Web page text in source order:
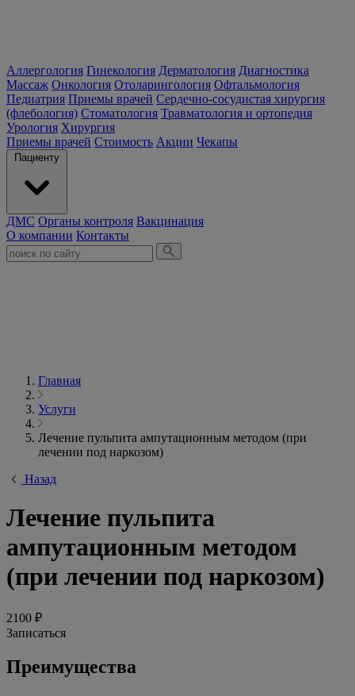
Аллергология Гинекология Дерматология Диагностика
Массаж Онкология Отоларингология Офтальмология
Педиатрия Приемы врачей Сердечно-сосудистая хирургия
(флебология) Стоматология Травматология и ортопедия
Урология Хирургия
Приемы врачей Стоимость Акции Чекапы
Пациенту
ДМС Органы контроля Вакцинация
О компании Контакты
Главная
Услуги
Лечение пульпита ампутационным методом (при
лечении под наркозом)
Назад
Лечение пульпита
ампутационным методом
(при лечении под наркозом)
2100 ₽
Записаться
Преимущества